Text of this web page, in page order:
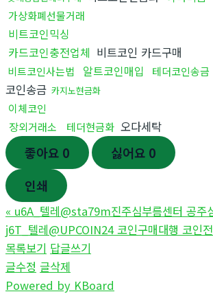
가상화폐선물거래
비트코인믹싱
카드코인충전업체 비트코인 카드구매
비트코인사는법 알트코인매입 테더코인송금
코인송금 카지노현금화
이체코인
장외거래소
테더현금화 오다세탁
좋아요 0 싫어요 0
인쇄
« u6A_텔레@sta79m진주심부름센터 공주
j6T_텔레@UPCOIN24 코인구매대행 코인
목록보기 답글쓰기
글수정 글삭제
Powered by KBoard